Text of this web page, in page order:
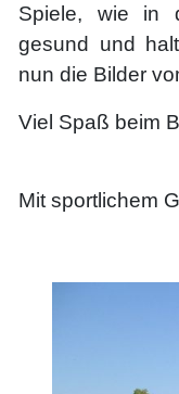
Spiele, wie in
gesund und
nun die Bilder
Viel Spaß beim
Mit sportlichem